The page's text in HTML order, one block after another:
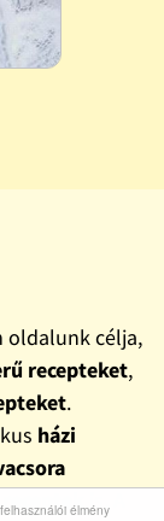
élmény
oldalunk célja,
recepteket,
.
házi
is. A